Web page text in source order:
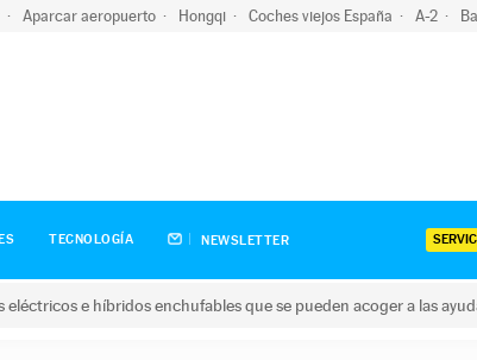
Aparcar aeropuerto Hongqi Coches viejos España A-2
TECNOLOGÍA NEWSLETTER
e híbridos enchufables que se pueden acoger a las